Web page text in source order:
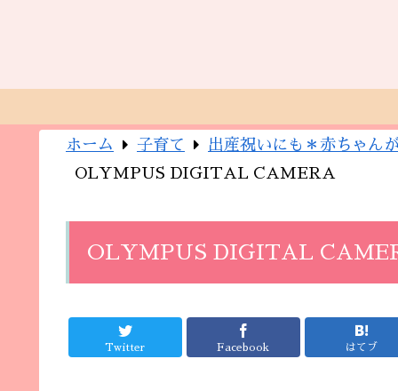
ホーム 子育て
出産祝いにも＊赤ちゃん
OLYMPUS DIGITAL CAMERA
OLYMPUS DIGITAL
Twitter Facebook はてブ